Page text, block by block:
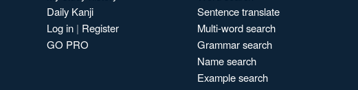
Daily Kanji
Log in | Register
GO PRO
Sentence translate
Multi-word search
Grammar search
Name search
Example search